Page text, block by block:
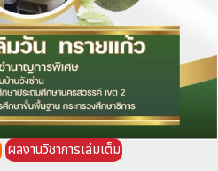
ผลงานวิชาการเล่มเต็ม